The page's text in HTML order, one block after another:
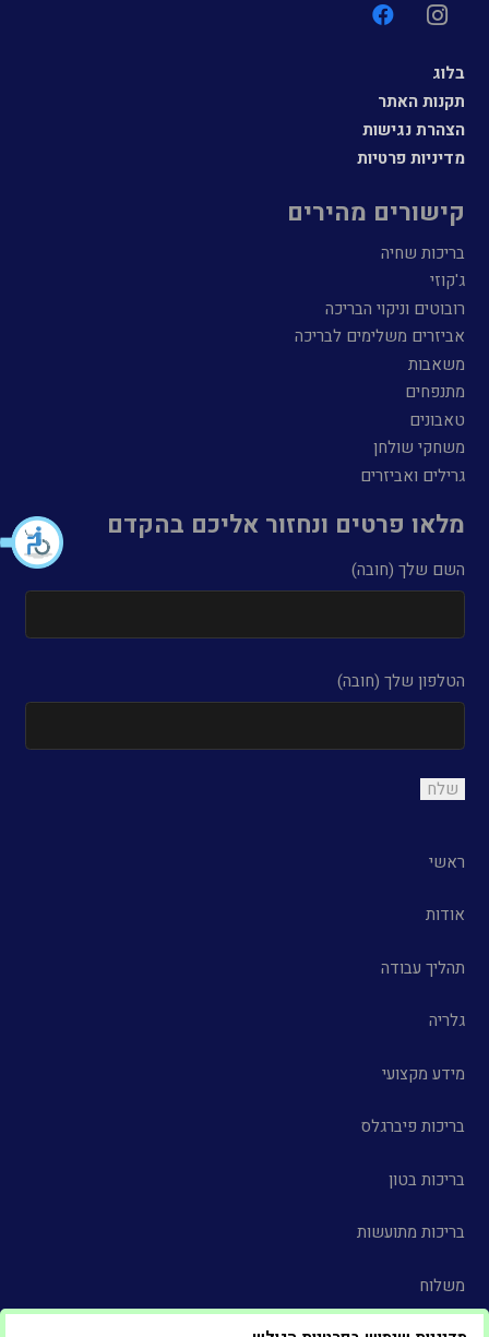
בלוג
תקנות האתר
הצהרת נגישות
מדיניות פרטיות
קישורים מהירים
בריכות שחיה
ג'קוזי
רובוטים וניקוי הבריכה
אביזרים משלימים לבריכה
משאבות
מתנפחים
טאבונים
משחקי שולחן
גרילים ואביזרים
מלאו פרטים ונחזור אליכם בהקדם
השם שלך (חובה)
הטלפון שלך (חובה)
ראשי
אודות
תהליך עבודה
גלריה
מידע מקצועי
בריכות פיברגלס
בריכות בטון
בריכות מתועשות
משלוח